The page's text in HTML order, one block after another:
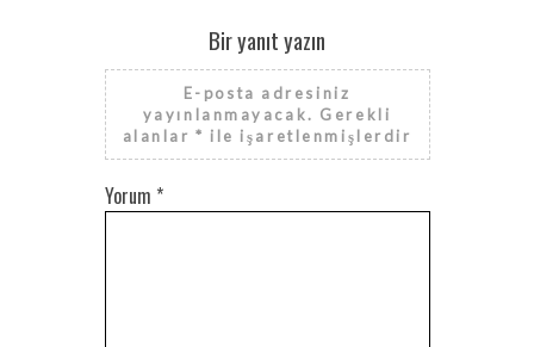
Bir yanıt yazın
E-posta adresiniz
yayınlanmayacak. Gerekli
alanlar* ile işaretlenmişlerdir
Yorum *